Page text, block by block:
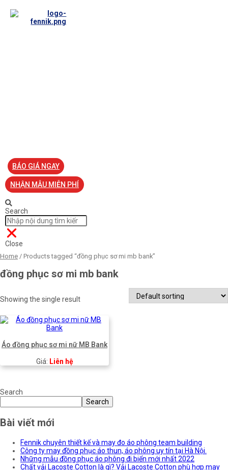
BÁO GIÁ NGAY
NHẬN MẪU MIỄN PHÍ
Search
Close
Home / Products tagged “đồng phục sơ mi mb bank”
đồng phục sơ mi mb bank
Showing the single result
Áo đồng phục sơ mi nữ MB Bank
Giá: Liên hệ
Search
Search
Bài viết mới
Fennik chuyên thiết kế và may đo áo phông team building
Công ty may đồng phục áo thun, áo phông uy tín tại Hà Nội.
Những mẫu đồng phục áo phông đi biển mới nhất 2022
Chất vải Lacoste Cotton là gì? Vải Lacoste Cotton phù hợp may